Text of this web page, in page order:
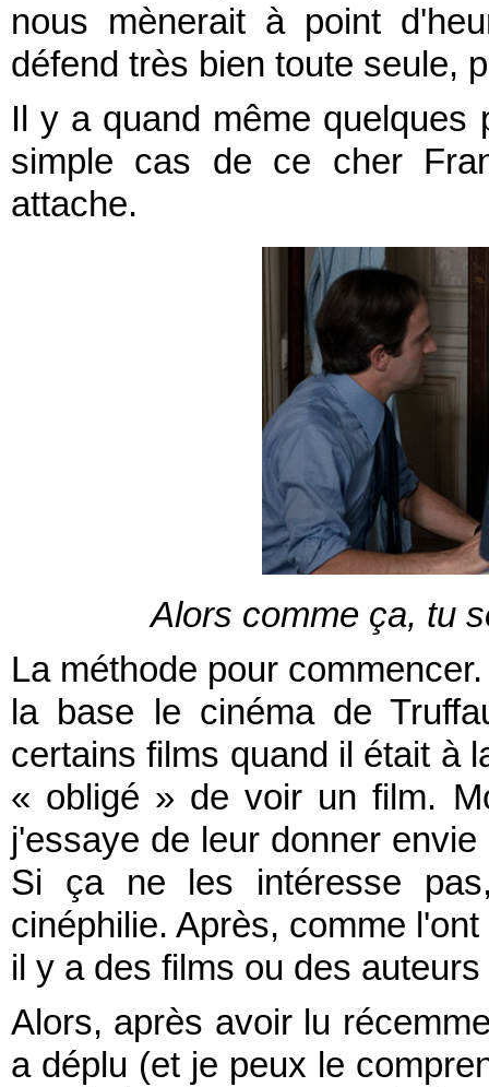
nous mènerait à point
défend très bien toute seule,
Il y a quand même quelques
simple cas de ce cher
attache.
Alors comme ça, tu
La méthode pour
la base le cinéma de
certains films quand il était à
« obligé » de voir un film.
j'essaye de leur donner
Si ça ne les intéresse
cinéphilie. Après, comme
il y a des films ou des
Alors, après avoir lu
a déplu (et je peux le